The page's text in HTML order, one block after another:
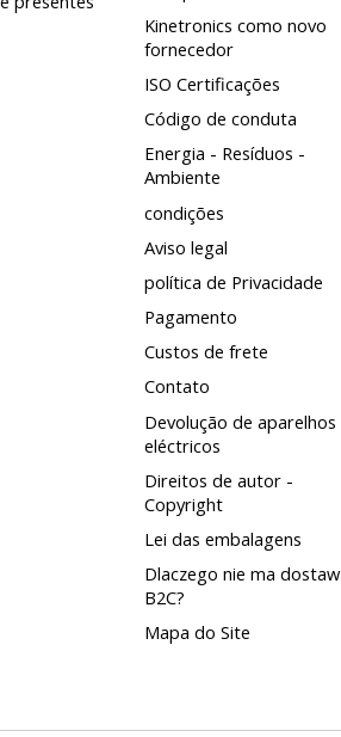
Kinetronics como novo
fornecedor
ISO Certificações
Código de conduta
Energia - Resíduos -
Ambiente
condições
Aviso legal
política de Privacidade
Pagamento
Custos de frete
Contato
Devolução de aparelhos
eléctricos
Direitos de autor -
Copyright
Lei das embalagens
Dlaczego nie ma dostaw
B2C?
Mapa do Site